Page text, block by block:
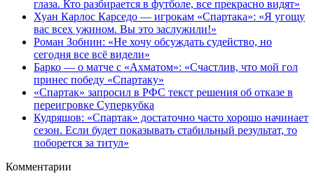
глаза. Кто разбирается в футболе, все прекрасно видят»
Хуан Карлос Карседо — игрокам «Спартака»: «Я угощу
вас всех ужином. Вы это заслужили!»
Роман Зобнин: «Не хочу обсуждать судейство, но
сегодня все всё видели»
Барко — о матче с «Ахматом»: «Счастлив, что мой гол
принес победу «Спартаку»
«Спартак» запросил в РФС текст решения об отказе в
переигровке Суперкубка
Кудряшов: «Спартак» достаточно часто хорошо начинает
сезон. Если будет показывать стабильный результат, то
поборется за титул»
Комментарии